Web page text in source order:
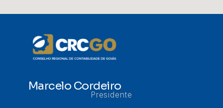
Marcelo Cordeiro
Presidente